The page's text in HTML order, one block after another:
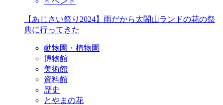
【あじさい祭り2024】雨だから太閤山ランドの花の祭
典に行ってきた
動物園・植物園
博物館
美術館
資料館
歴史
とやまの花